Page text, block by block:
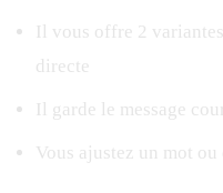
Il vous offre 2
directe
Il garde le message
Vous ajustez un mot ou